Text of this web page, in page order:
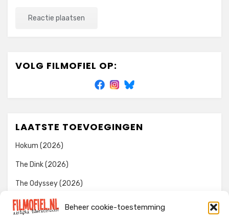
Beheer cookie-toestemming
VOLG FILMOFIEL OP:
LAATSTE TOEVOEGINGEN
Hokum (2026)
The Dink (2026)
The Odyssey (2026)
Evil Dead Burn (2026)